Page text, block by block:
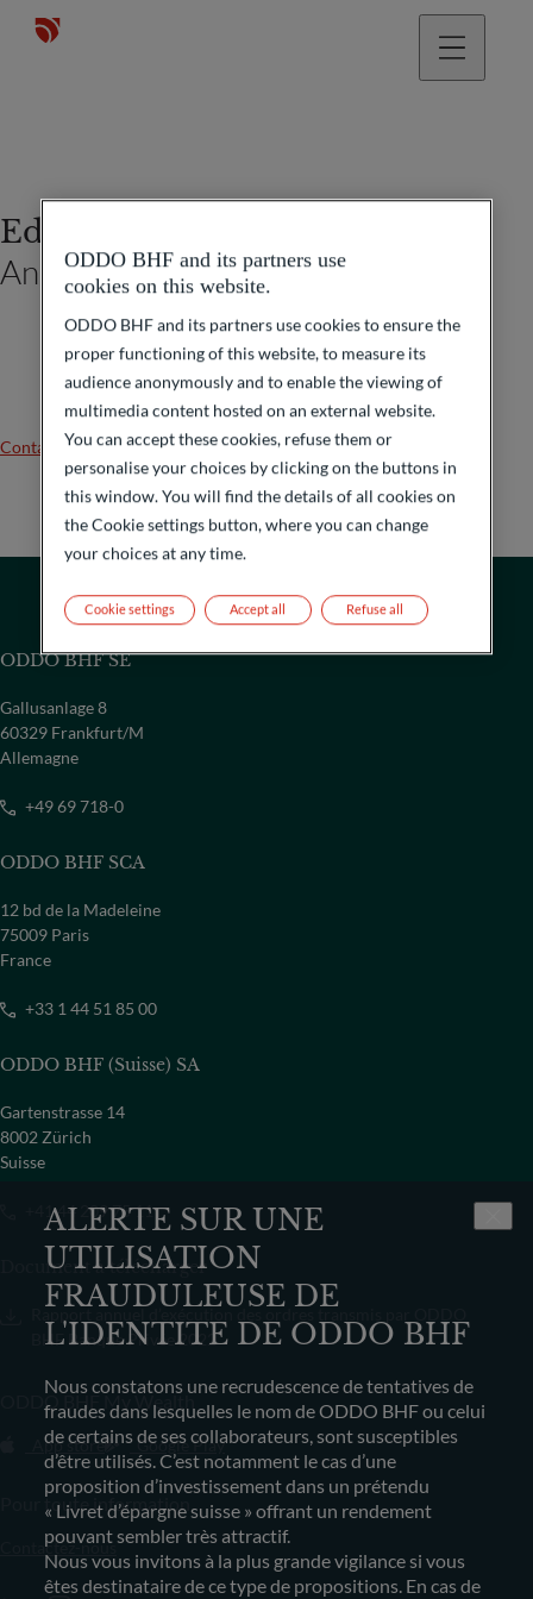
Sélectionner un pays
ALERTE SUR UNE
UTILISATION
FRAUDULEUSE DE
L'IDENTITE DE ODDO BHF
Nous constatons une recrudescence de tentatives de
fraudes dans lesquelles le nom de ODDO BHF ou celui
de certains de ses collaborateurs, sont susceptibles
d’être utilisés. C’est notamment le cas d’une
proposition d’investissement dans un prétendu
« Livret d’épargne suisse » offrant un rendement
pouvant sembler très attractif.
Nous vous invitons à la plus grande vigilance si vous
êtes destinataire de ce type de propositions. En cas de
Edouard de Grivel
Analyste et Gérant de portefeuille
Contactez-nous
ODDO BHF SE
Gallusanlage 8
60329 Frankfurt/M
Allemagne
+49 69 718-0
ODDO BHF SCA
12 bd de la Madeleine
75009 Paris
France
+33 1 44 51 85 00
ODDO BHF (Suisse) SA
Gartenstrasse 14
8002 Zürich
Suisse
+41 44 209 75 11
Document à télécharger
BHF Banque Privée 2022
ODDO BHF My Wealth
App store Google Play
Pour toute information
Contactez-nous
ODDO BHF and its partners use
cookies on this website.
ODDO BHF and its partners use cookies to ensure the
proper functioning of this website, to measure its
audience anonymously and to enable the viewing of
multimedia content hosted on an external website.
You can accept these cookies, refuse them or
personalise your choices by clicking on the buttons in
this window. You will find the details of all cookies on
the Cookie settings button, where you can change
your choices at any time.
Cookie settings Refuse all
Accept all